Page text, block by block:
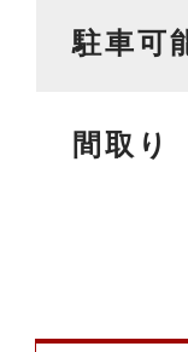
駐車可
間取り